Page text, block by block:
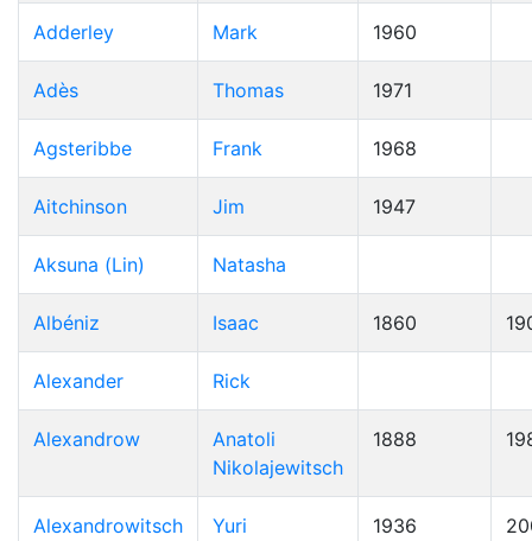
Adderley Mark 1960
Adès Thomas 1971
Agsteribbe Frank 1968
Aitchinson Jim 1947
Aksuna (Lin) Natasha
Albéniz Isaac 1860
Alexander Rick
Alexandrow
Anatoli
Nikolajewitsch
1888
Alexandrowitsch
Yuri 1936